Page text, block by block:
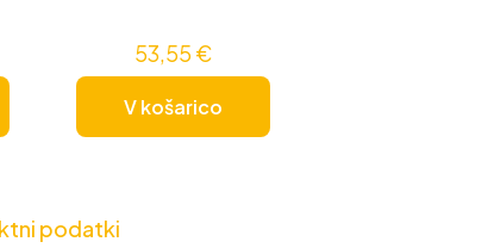
53,55 €
V košarico
podatki